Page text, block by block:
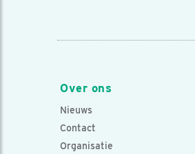
Over ons
Nieuws
Contact
Organisatie